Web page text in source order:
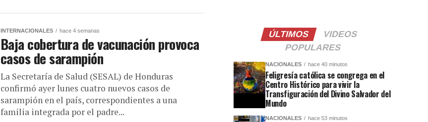
INTERNACIONALES hace 4 semanas
Baja cobertura de vacunación provoca
casos de sarampión
La Secretaría de Salud (SESAL) de Honduras
confirmó ayer lunes cuatro nuevos casos de
sarampión en el país, correspondientes a una
familia integrada por el padre...
ÚLTIMOS
VIDEOS
POPULARES
NACIONALES hace 40 minutos
Feligresía católica se congrega en el
Centro Histórico para vivir la
Transfiguración del Divino Salvador del
Mundo
NACIONALES hace 53 minutos